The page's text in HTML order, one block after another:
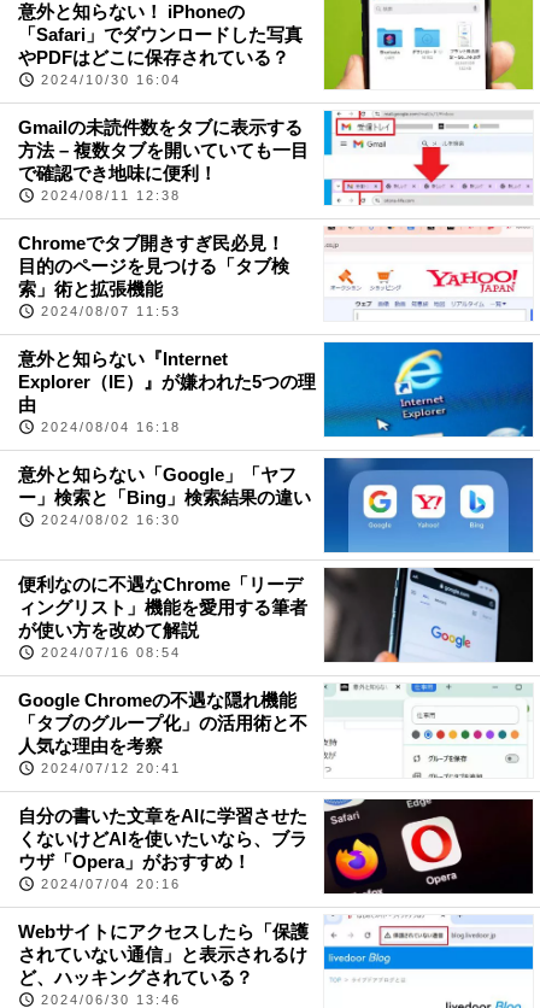
意外と知らない！ iPhoneの
「Safari」でダウンロードした写真
やPDFはどこに保存されている？
2024/10/30 16:04
Gmailの未読件数をタブに表示する
方法 – 複数タブを開いていても一目
で確認でき地味に便利！
2024/08/11 12:38
Chromeでタブ開きすぎ民必見！
目的のページを見つける「タブ検
索」術と拡張機能
2024/08/07 11:53
意外と知らない『Internet
Explorer（IE）』が嫌われた5つの理
由
2024/08/04 16:18
意外と知らない「Google」「ヤフ
ー」検索と「Bing」検索結果の違い
2024/08/02 16:30
便利なのに不遇なChrome「リーデ
ィングリスト」機能を愛用する筆者
が使い方を改めて解説
2024/07/16 08:54
Google Chromeの不遇な隠れ機能
「タブのグループ化」の活用術と不
人気な理由を考察
2024/07/12 20:41
自分の書いた文章をAIに学習させた
くないけどAIを使いたいなら、ブラ
ウザ「Opera」がおすすめ！
2024/07/04 20:16
Webサイトにアクセスしたら「保護
されていない通信」と表示されるけ
ど、ハッキングされている？
2024/06/30 13:46